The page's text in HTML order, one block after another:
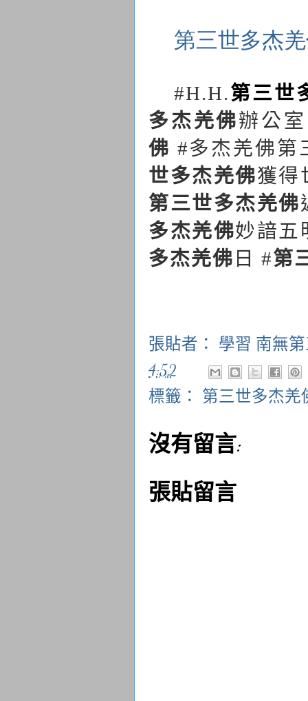
第三世多杰
#H.H.第三世
多杰羌佛辦公室
佛 #多杰羌佛第
世多杰羌佛獲得
第三世多杰羌佛
多杰羌佛妙諳五
多杰羌佛 日 #第
張貼者： 學習 南無
4:52
標籤： 第三世多杰羌
沒有留言:
張貼留言